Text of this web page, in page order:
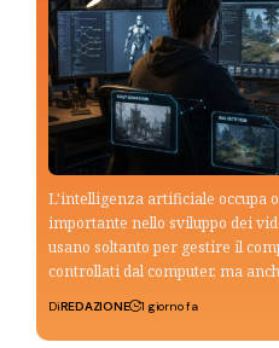
L'intelligenza artificiale occupa
importante nello sviluppo dei
usano soltanto per gestire il
controllati dal computer, ma
DiREDAZIONE 1 giorno fa